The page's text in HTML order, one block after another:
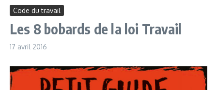
Code du travail
Les 8 bobards de la loi Travail
17 avril 2016